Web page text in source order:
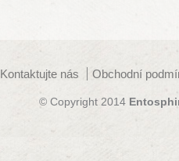
Kontaktujte nás Obchodní
© Copyright 2014